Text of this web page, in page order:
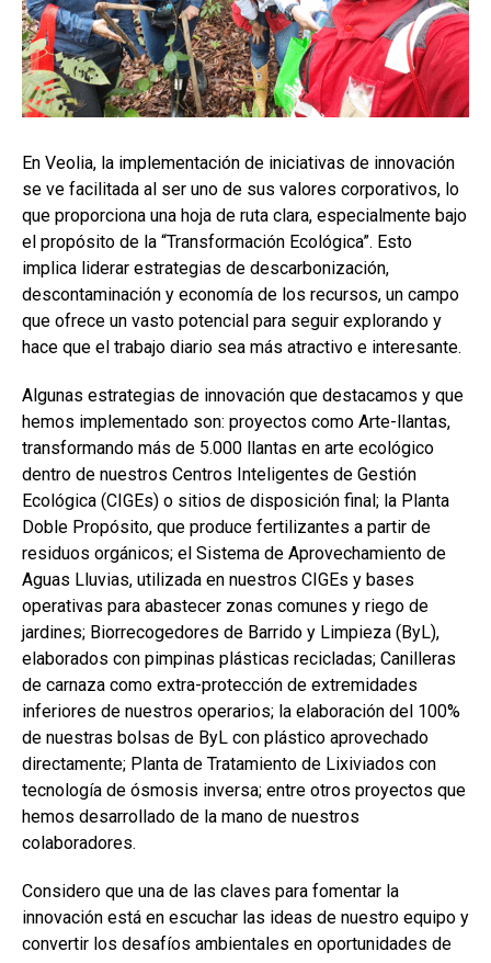
En Veolia, la implementación de iniciativas de innovación
se ve facilitada al ser uno de sus valores corporativos, lo
que proporciona una hoja de ruta clara, especialmente bajo
el propósito de la “Transformación Ecológica”. Esto
implica liderar estrategias de descarbonización,
descontaminación y economía de los recursos, un campo
que ofrece un vasto potencial para seguir explorando y
hace que el trabajo diario sea más atractivo e interesante.
Algunas estrategias de innovación que destacamos y que
hemos implementado son: proyectos como Arte-llantas,
transformando más de 5.000 llantas en arte ecológico
dentro de nuestros Centros Inteligentes de Gestión
Ecológica (CIGEs) o sitios de disposición final; la Planta
Doble Propósito, que produce fertilizantes a partir de
residuos orgánicos; el Sistema de Aprovechamiento de
Aguas Lluvias, utilizada en nuestros CIGEs y bases
operativas para abastecer zonas comunes y riego de
jardines; Biorrecogedores de Barrido y Limpieza (ByL),
elaborados con pimpinas plásticas recicladas; Canilleras
de carnaza como extra-protección de extremidades
inferiores de nuestros operarios; la elaboración del 100%
de nuestras bolsas de ByL con plástico aprovechado
directamente; Planta de Tratamiento de Lixiviados con
tecnología de ósmosis inversa; entre otros proyectos que
hemos desarrollado de la mano de nuestros
colaboradores.
Considero que una de las claves para fomentar la
innovación está en escuchar las ideas de nuestro equipo y
convertir los desafíos ambientales en oportunidades de